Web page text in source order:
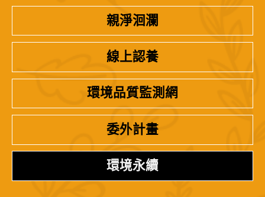
親淨洄瀾
線上認養
環境品質監測網
委外計畫
環境永續